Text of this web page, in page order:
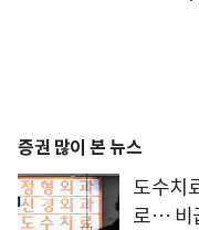
증권 많이 본 뉴스
도수치
로… 비